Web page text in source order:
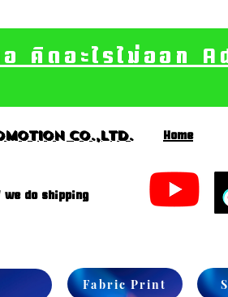
อ คิดอะไรไม่ออก
CO.,Ltd. Home
do shipping
Fabric Print